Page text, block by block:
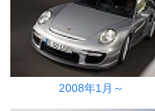
2008年1月～